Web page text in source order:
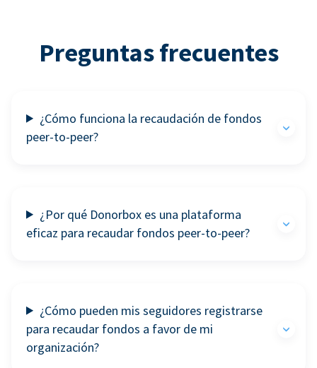
Preguntas frecuentes
¿Cómo funciona la recaudación de fondos
peer-to-peer?
¿Por qué Donorbox es una plataforma
eficaz para recaudar fondos peer-to-peer?
¿Cómo pueden mis seguidores registrarse
para recaudar fondos a favor de mi
organización?